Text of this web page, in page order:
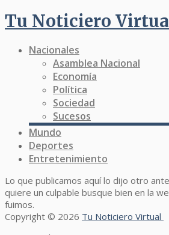
Tu Noticiero
Nacionales
Asamblea Nacional
Economía
Política
Sociedad
Sucesos
Mundo
Deportes
Entretenimiento
Lo que publicamos aquí lo dijo otro
quiere un culpable busque bien en la
fuimos.
Copyright © 2026 Tu Noticiero Virtual